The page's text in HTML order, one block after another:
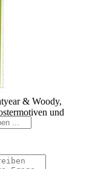
& Woody,
und